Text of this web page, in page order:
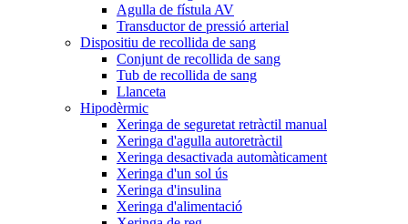
Agulla de fístula AV
Transductor de pressió arterial
Dispositiu de recollida de sang
Conjunt de recollida de sang
Tub de recollida de sang
Llanceta
Hipodèrmic
Xeringa de seguretat retràctil manual
Xeringa d'agulla autoretràctil
Xeringa desactivada automàticament
Xeringa d'un sol ús
Xeringa d'insulina
Xeringa d'alimentació